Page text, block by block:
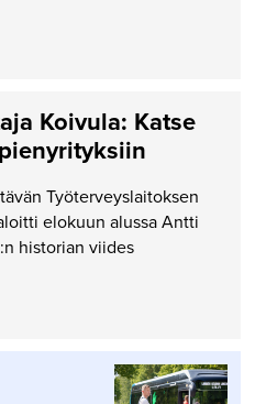
Koivula: Katse
Työterveyslaitoksen
elokuun alussa Antti
historian viides